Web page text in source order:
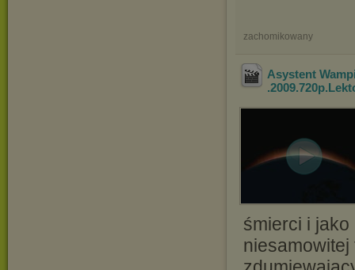
zachomikowany
Asystent
śmierci i jako
niesamowitej